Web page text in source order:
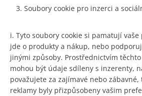
Soubory cookie pro inzerci a
i. Tyto soubory cookie si pamatují
jde o produkty a nákup, nebo
jinými způsoby. Prostřednictvím
mohou být údaje sdíleny s inzerenty,
považujete za zajímavé nebo zábavné,
reklamy byly přizpůsobeny vašim